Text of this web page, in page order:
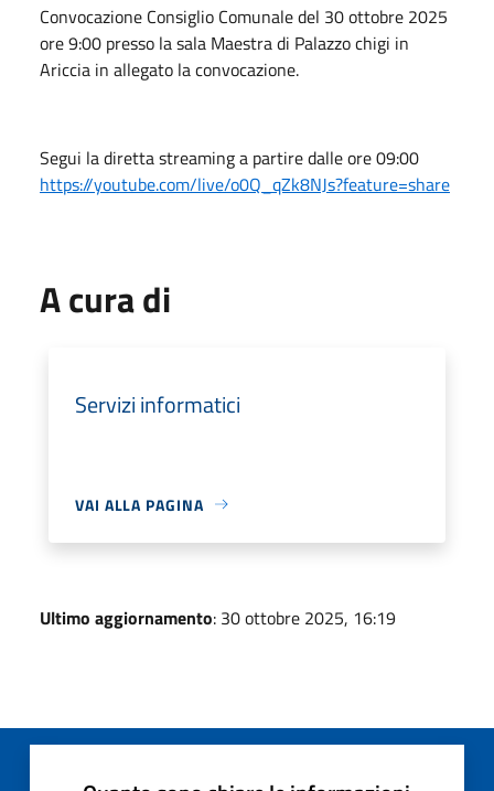
Convocazione Consiglio Comunale del 30 ottobre 2025
ore 9:00 presso la sala Maestra di Palazzo chigi in
Ariccia in allegato la convocazione.
Segui la diretta streaming a partire dalle ore 09:00
https://youtube.com/live/o0Q_qZk8NJs?feature=share
A cura di
Servizi informatici
VAI ALLA PAGINA
Ultimo aggiornamento: 30 ottobre 2025, 16:19